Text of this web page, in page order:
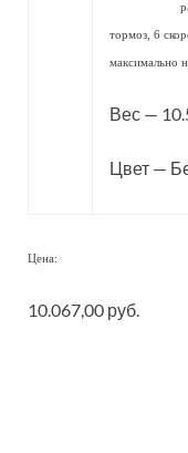
тормоз, 6
максимально
Вес —
Цвет —
Цена:
10.067,00 руб.